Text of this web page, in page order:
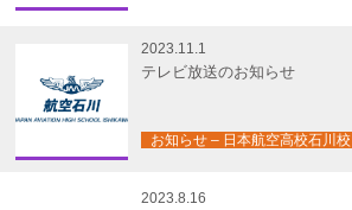
2023.11.1
テレビ放送のお知らせ
お知らせ – 日本航空高校石川校
2023.8.16